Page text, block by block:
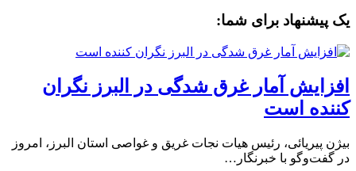
یک پیشنهاد برای شما:
افزایش آمار غرق شدگی در البرز نگران
کننده است
بیژن پیریائی، رئیس هیات نجات غریق و غواصی استان البرز، امروز
در گفت‌وگو با خبرنگار…